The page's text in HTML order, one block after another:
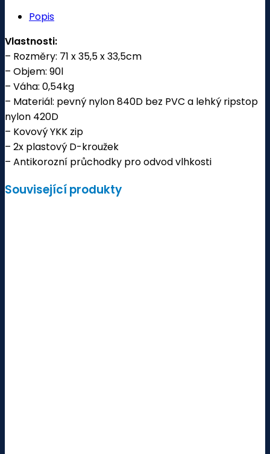
Popis
Vlastnosti:
– Rozměry: 71 x 35,5 x 33,5cm
– Objem: 90l
– Váha: 0,54kg
– Materiál: pevný nylon 840D bez PVC a lehký ripstop
nylon 420D
– Kovový YKK zip
– 2x plastový D-kroužek
– Antikorozní průchodky pro odvod vlhkosti
Související produkty